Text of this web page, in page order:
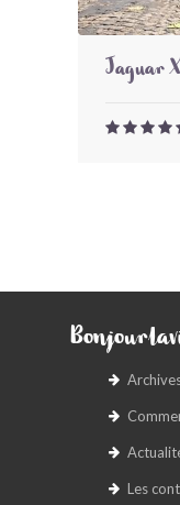
Jaguar
Les